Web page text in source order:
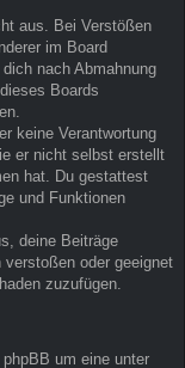
aus. Bei Verstößen
im Board
nach Abmahnung
Boards
keine Verantwortung
er nicht selbst erstellt
hat. Du gestattest
und Funktionen
deine Beiträge
oder geeignet
zuzufügen.
um eine unter